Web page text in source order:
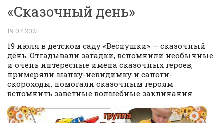
«Сказочный день»
19.07.2021
19 июля в детском саду «Веснушки» — сказочный
день. Отгадывали загадки, вспомнили необычные
и очень интересные имена сказочных героев,
примеряли шапку-невидимку и сапоги-
скороходы, помогали сказочным героям
вспомнить заветные волшебные заклинания.